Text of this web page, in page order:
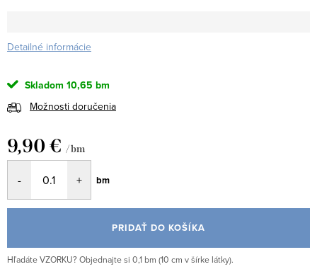
Detailné informácie
Skladom 10,65 bm
Možnosti doručenia
9,90 € / bm
cena:
bm
PRIDAŤ DO KOŠÍKA
Hľadáte VZORKU? Objednajte si 0,1 bm (10 cm v šírke látky).